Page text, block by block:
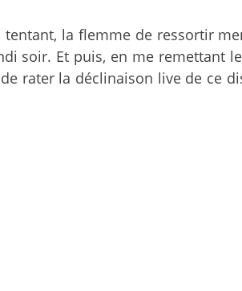
la flemme de ressortir
soir. Et puis, en me remettant
rater la déclinaison live de ce